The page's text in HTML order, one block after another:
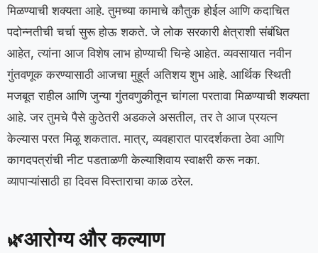
मिळण्याची शक्यता आहे. तुमच्या कामाचे कौतुक होईल आणि कदाचित
पदोन्नतीची चर्चा सुरू होऊ शकते. जे लोक सरकारी क्षेत्राशी संबंधित
आहेत, त्यांना आज विशेष लाभ होण्याची चिन्हे आहेत. व्यवसायात नवीन
गुंतवणूक करण्यासाठी आजचा मुहूर्त अतिशय शुभ आहे. आर्थिक स्थिती
मजबूत राहील आणि जुन्या गुंतवणुकीतून चांगला परतावा मिळण्याची शक्यता
आहे. जर तुमचे पैसे कुठेतरी अडकले असतील, तर ते आज प्रयत्न
केल्यास परत मिळू शकतात. मात्र, व्यवहारात पारदर्शकता ठेवा आणि
कागदपत्रांची नीट पडताळणी केल्याशिवाय स्वाक्षरी करू नका.
व्यापाऱ्यांसाठी हा दिवस विस्ताराचा काळ ठरेल.
🌿आरोग्य और कल्याण